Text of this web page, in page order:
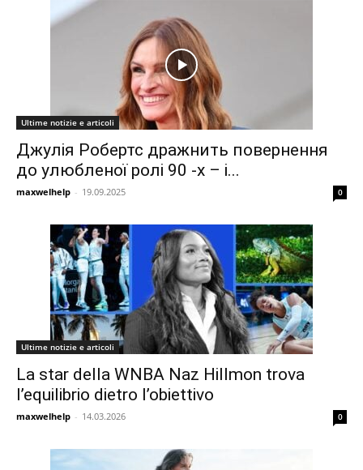
Ultime notizie e articoli
Джулія Робертс дражнить повернення
до улюбленої ролі 90 -х – і...
maxwelhelp - 19.09.2025 0
Ultime notizie e articoli
La star della WNBA Naz Hillmon trova
l’equilibrio dietro l’obiettivo
maxwelhelp - 14.03.2026 0